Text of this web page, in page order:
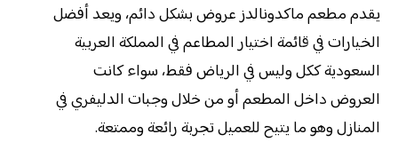
يقدم مطعم ماكدونالدز عروض بشكل دائم، ويعد أفضل
الخيارات في قائمة اختيار المطاعم في المملكة العربية
السعودية ككل وليس في الرياض فقط، سواء كانت
العروض داخل المطعم أو من خلال وجبات الدليفري في
المنازل وهو ما يتيح للعميل تجربة رائعة وممتعة.